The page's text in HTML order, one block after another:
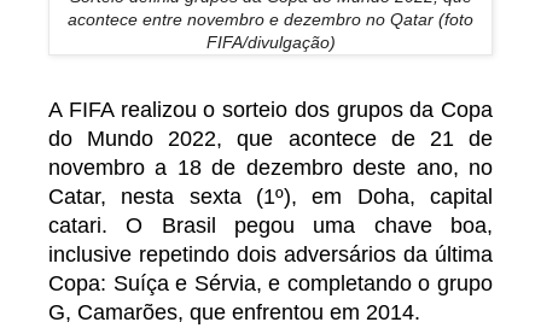
acontece entre novembro e dezembro no Qatar (foto
FIFA/divulgação)
A FIFA realizou o sorteio dos grupos da Copa
do Mundo 2022, que acontece de 21 de
novembro a 18 de dezembro deste ano, no
Catar, nesta sexta (1º), em Doha, capital
catari. O Brasil pegou uma chave boa,
inclusive repetindo dois adversários da última
Copa: Suíça e Sérvia, e completando o grupo
G, Camarões, que enfrentou em 2014.